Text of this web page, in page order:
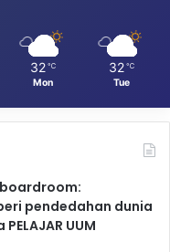
32 ℃
Mon
32 ℃
Tue
pendedahan dunia
UUM